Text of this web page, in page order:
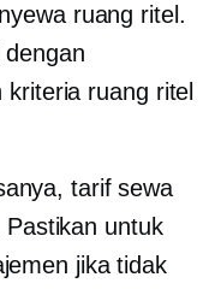
ruang ritel.
ruang ritel
tarif sewa
untuk
jika tidak